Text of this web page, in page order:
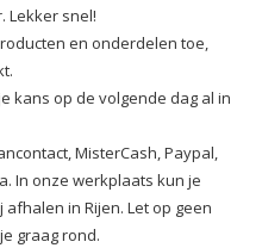
Lekker snel!
en onderdelen toe,
kans op de volgende dag al in
MisterCash, Paypal,
In onze werkplaats kun je
in Rijen. Let op geen
graag rond.